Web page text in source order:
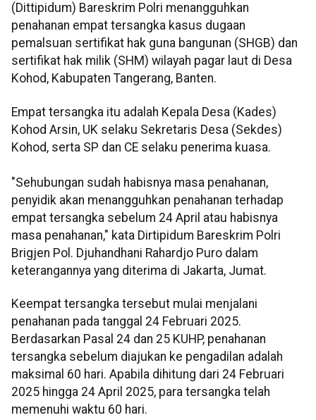
(Dittipidum) Bareskrim Polri menangguhkan
penahanan empat tersangka kasus dugaan
pemalsuan sertifikat hak guna bangunan (SHGB) dan
sertifikat hak milik (SHM) wilayah pagar laut di Desa
Kohod, Kabupaten Tangerang, Banten.
Empat tersangka itu adalah Kepala Desa (Kades)
Kohod Arsin, UK selaku Sekretaris Desa (Sekdes)
Kohod, serta SP dan CE selaku penerima kuasa.
"Sehubungan sudah habisnya masa penahanan,
penyidik akan menangguhkan penahanan terhadap
empat tersangka sebelum 24 April atau habisnya
masa penahanan," kata Dirtipidum Bareskrim Polri
Brigjen Pol. Djuhandhani Rahardjo Puro dalam
keterangannya yang diterima di Jakarta, Jumat.
Keempat tersangka tersebut mulai menjalani
penahanan pada tanggal 24 Februari 2025.
Berdasarkan Pasal 24 dan 25 KUHP, penahanan
tersangka sebelum diajukan ke pengadilan adalah
maksimal 60 hari. Apabila dihitung dari 24 Februari
2025 hingga 24 April 2025, para tersangka telah
memenuhi waktu 60 hari.